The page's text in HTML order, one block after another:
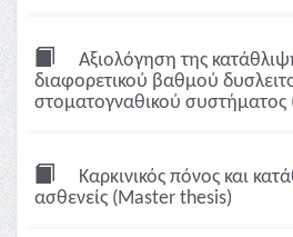
Αξιολόγηση της
διαφορετικού βαθμού
στοματογναθικού
Καρκινικός πόνος και
ασθενείς (Master thesis)